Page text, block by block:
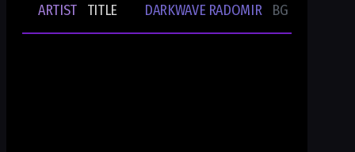
ARTIST- TITLE DARKWAVE RADOMIR BG